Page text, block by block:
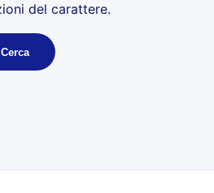
del carattere.
Cerca